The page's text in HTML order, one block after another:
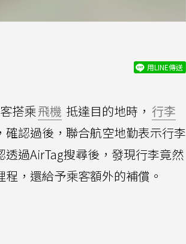
用LINE傳送
搭乘飛機 抵達目的地時， 行李
認過後，聯合航空地勤表示行李
過AirTag搜尋後，發現行李竟然
，還給予乘客額外的補償。